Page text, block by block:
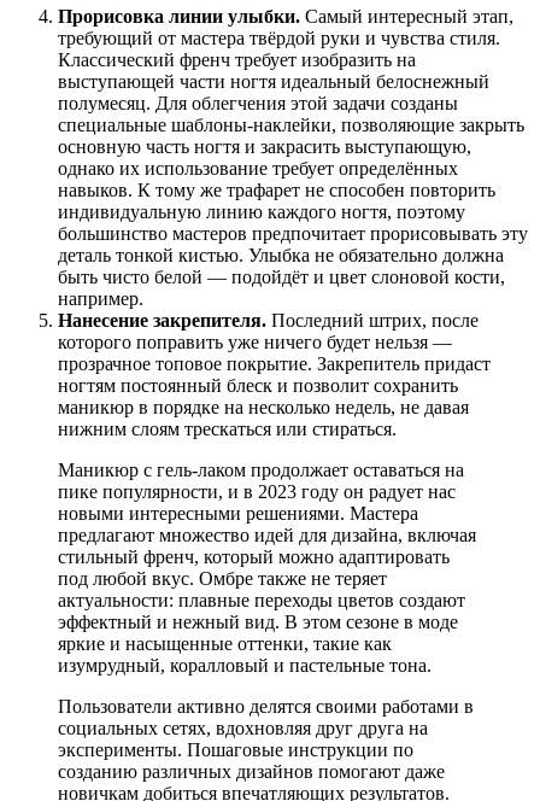
Прорисовка линии улыбки. Самый интересный этап,
требующий от мастера твёрдой руки и чувства стиля.
Классический френч требует изобразить на
выступающей части ногтя идеальный белоснежный
полумесяц. Для облегчения этой задачи созданы
специальные шаблоны-наклейки, позволяющие закрыть
основную часть ногтя и закрасить выступающую,
однако их использование требует определённых
навыков. К тому же трафарет не способен повторить
индивидуальную линию каждого ногтя, поэтому
большинство мастеров предпочитает прорисовывать эту
деталь тонкой кистью. Улыбка не обязательно должна
быть чисто белой — подойдёт и цвет слоновой кости,
например.
Нанесение закрепителя. Последний штрих, после
которого поправить уже ничего будет нельзя —
прозрачное топовое покрытие. Закрепитель придаст
ногтям постоянный блеск и позволит сохранить
маникюр в порядке на несколько недель, не давая
нижним слоям трескаться или стираться.
Маникюр с гель-лаком продолжает оставаться на
пике популярности, и в 2023 году он радует нас
новыми интересными решениями. Мастера
предлагают множество идей для дизайна, включая
стильный френч, который можно адаптировать
под любой вкус. Омбре также не теряет
актуальности: плавные переходы цветов создают
эффектный и нежный вид. В этом сезоне в моде
яркие и насыщенные оттенки, такие как
изумрудный, коралловый и пастельные тона.
Пользователи активно делятся своими работами в
социальных сетях, вдохновляя друг друга на
эксперименты. Пошаговые инструкции по
созданию различных дизайнов помогают даже
новичкам добиться впечатляющих результатов.